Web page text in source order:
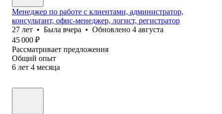
Менеджер по работе с клиентами, администратор,
консультант, офис-менеджер, логист, регистратор
27 лет • Была вчера • Обновлено 4 августа
45 000 ₽
Рассматривает предложения
Общий опыт
6 лет 4 месяца